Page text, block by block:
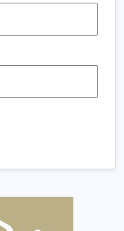
o niej wiedzieć?
Bieg
trasę dzień po
maratonów w
Polski
w historii.
dla Bohaterów!